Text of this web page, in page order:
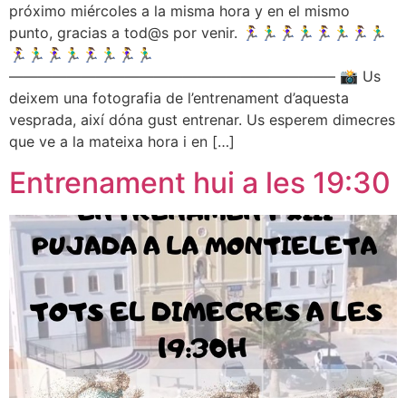
próximo miércoles a la misma hora y en el mismo
punto, gracias a tod@s por venir. 🏃‍♀️🏃‍♂️🏃‍♀️🏃‍♂️🏃‍♀️🏃‍♂️🏃‍♀️🏃‍♂️
🏃‍♀️🏃‍♂️🏃‍♀️🏃‍♂️🏃‍♀️🏃‍♂️🏃‍♀️🏃‍♂️
——————————————————————– 📸 Us
deixem una fotografia de l’entrenament d’aquesta
vesprada, així dóna gust entrenar. Us esperem dimecres
que ve a la mateixa hora i en […]
Entrenament hui a les 19:30